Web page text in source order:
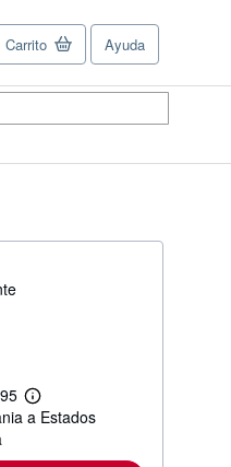
Carrito Ayuda
M
á
a Estados